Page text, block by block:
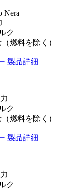
Nera
ク
燃料を除く）
製品詳細
ク
燃料を除く）
製品詳細
ク